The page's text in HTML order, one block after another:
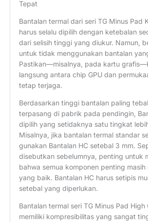
Tepat
Bantalan termal dari seri TG Minus Pad
harus selalu dipilih dengan ketebalan
dari selisih tinggi yang diukur. Namun,
untuk tidak menggunakan bantalan
Pastikan—misalnya, pada kartu
langsung antara chip GPU dan
tetap terjaga.
Berdasarkan tinggi bantalan paling
terpasang di pabrik pada pendingin,
dipilih yang setidaknya satu tingkat
Misalnya, jika bantalan termal standar
gunakan Bantalan HC setebal 3 mm.
disebutkan sebelumnya, penting untuk
bahwa semua komponen penting masih
yang baik. Bantalan HC harus setipis
setebal yang diperlukan.
Bantalan termal seri TG Minus Pad High
memiliki kompresibilitas yang sangat